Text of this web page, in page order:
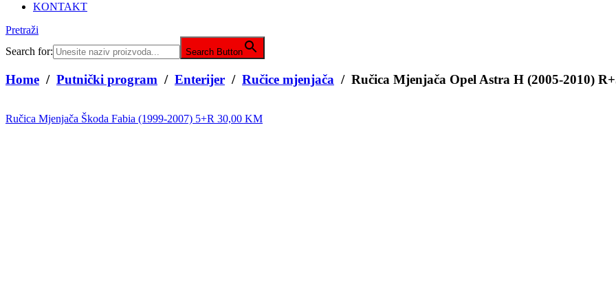
KONTAKT
Pretraži
Search for:
Search Button
Home / Putnički program / Enterijer / Ručice mjenjača / Ručica Mjenjača Opel Astra H (2005-2010)
Ručica Mjenjača Škoda Fabia (1999-2007) 5+R 30,00 KM